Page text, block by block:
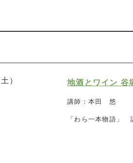
） 地酒とワイン 谷
講師：本田 悠
「わら一本物語